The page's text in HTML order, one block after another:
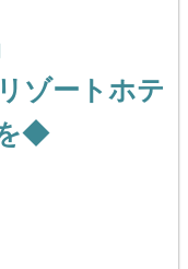
ゾートホテ
◆